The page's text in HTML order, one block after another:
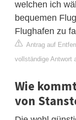
welchen ich
bequemen
Flughafen zu
Antrag auf
vollständige Antwort
Wie
von